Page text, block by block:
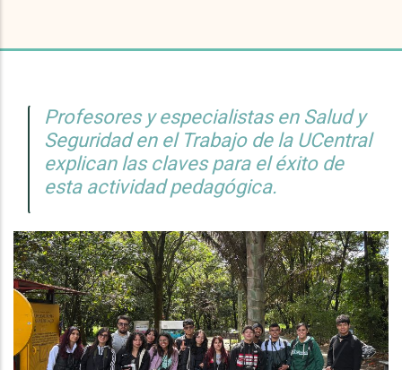
Profesores y especialistas en Salud y
Seguridad en el Trabajo de la UCentral
explican las claves para el éxito de
esta actividad pedagógica.